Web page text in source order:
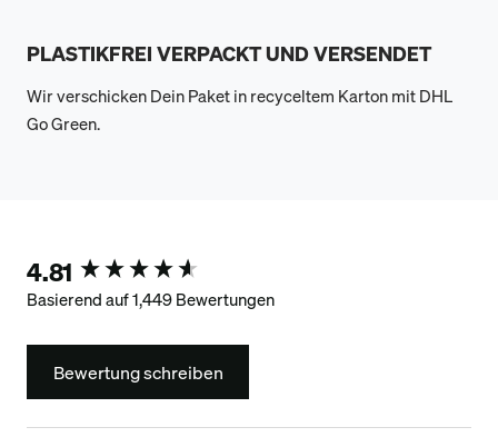
PLASTIKFREI VERPACKT UND VERSENDET
Wir verschicken Dein Paket in recyceltem Karton mit DHL
Go Green.
4.81
Basierend auf 1,449 Bewertungen
Bewertung schreiben
New content loaded